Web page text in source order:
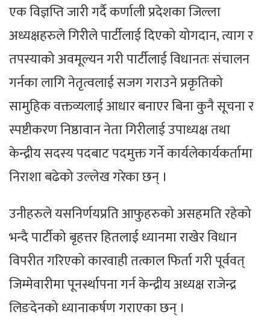
एक विज्ञप्ति जारी गर्दै कर्णाली प्रदेशका जिल्ला
अध्यक्षहरुले गिरीले पार्टीलाई दिएको योगदान, त्याग र
तपस्याको अवमूल्यन गरी पार्टीलाई विधानतः संचालन
गर्नका लागि नेतृत्वलाई सजग गराउने प्रकृतिको
सामुहिक वक्तव्यलाई आधार बनाएर बिना कुनै सूचना र
स्पष्टीकरण निष्ठावान नेता गिरीलाई उपाध्यक्ष तथा
केन्द्रीय सदस्य पदबाट पदमुक्त गर्ने कार्यलेकार्यकर्तामा
निराशा बढेको उल्लेख गरेका छन् ।
उनीहरुले यसनिर्णयप्रति आफुहरुको असहमति रहेको
भन्दै पार्टीको बृहत्तर हितलाई ध्यानमा राखेर विधान
विपरीत गरिएको कारवाही तत्काल फिर्ता गरी पूर्ववत्
जिम्मेवारीमा पूनर्स्थापना गर्न केन्द्रीय अध्यक्ष राजेन्द्र
लिङदेनको ध्यानाकर्षण गराएका छन् ।